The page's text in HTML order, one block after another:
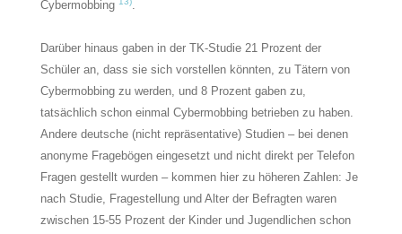
Cybermobbing
Darüber hinaus gaben in der TK-Studie 21 Prozent der
Schüler an, dass sie sich vorstellen könnten, zu Tätern von
Cybermobbing zu werden, und 8 Prozent gaben zu,
tatsächlich schon einmal Cybermobbing betrieben zu haben.
Andere deutsche (nicht repräsentative) Studien – bei denen
anonyme Fragebögen eingesetzt und nicht direkt per Telefon
Fragen gestellt wurden – kommen hier zu höheren Zahlen: Je
nach Studie, Fragestellung und Alter der Befragten waren
zwischen 15-55 Prozent der Kinder und Jugendlichen schon